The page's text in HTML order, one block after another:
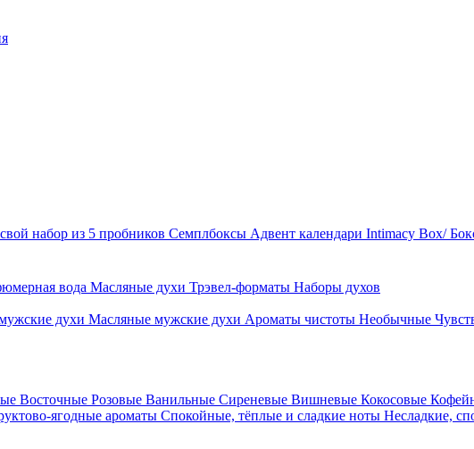
набор из 5 пробников Семплбоксы Адвент календари Intimacy Box/
вода Масляные духи Трэвел-форматы Наборы духов
духи Масляные мужские духи Ароматы чистоты Необычные
Восточные Розовые Ванильные Сиреневые Вишневые Кокосовые
ягодные ароматы Спокойные, тёплые и сладкие ноты Несладкие,